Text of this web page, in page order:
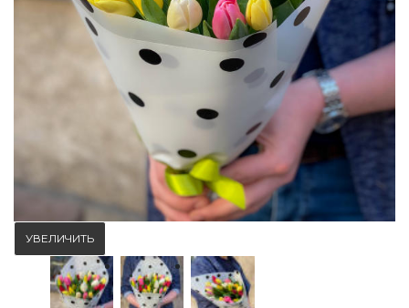
УВЕЛИЧИТЬ